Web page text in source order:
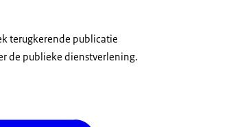
terugkerende publicatie
de publieke dienstverlening.